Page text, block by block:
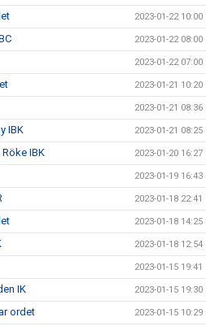
2023-01-22 10:00
2023-01-22 08:00
2023-01-22 07:00
2023-01-21 10:20
2023-01-21 08:36
IBK 2023-01-21 08:25
IBK 2023-01-20 16:27
2023-01-19 16:43
2023-01-18 22:41
2023-01-18 14:25
2023-01-18 12:54
2023-01-15 19:41
IK 2023-01-15 19:30
ordet 2023-01-15 10:29